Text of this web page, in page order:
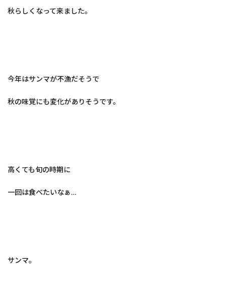
秋らしくなって来ました。
今年はサンマが不漁だそうで
秋の味覚にも変化がありそうです。
高くても旬の時期に
一回は食べたいなぁ…
サンマ。